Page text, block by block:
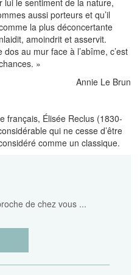
lui le sentiment de la nature,
aussi porteurs et qu’il
la plus déconcertante
amoindrit et asservit.
au mur face à l’abîme, c’est
»
Annie Le Brun
français, Élisée Reclus (1830-
qui ne cesse d’être
comme un classique.
de chez vous ...